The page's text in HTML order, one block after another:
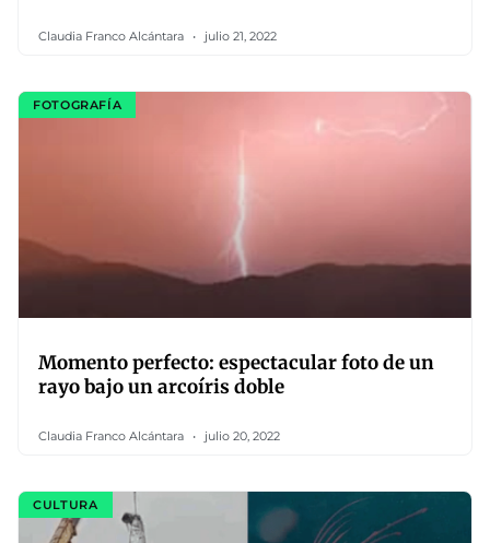
Claudia Franco Alcántara julio 21, 2022
FOTOGRAFÍA
Momento perfecto: espectacular foto de un
rayo bajo un arcoíris doble
Claudia Franco Alcántara julio 20, 2022
CULTURA